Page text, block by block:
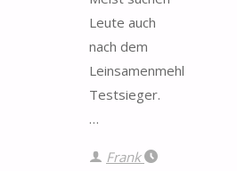
Leute auch
nach dem
Leinsamenmehl
Testsieger.
…
Frank